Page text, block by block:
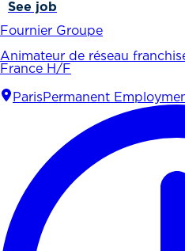
See job
Fournier Groupe
Animateur de réseau
France H/F
Paris Permanent